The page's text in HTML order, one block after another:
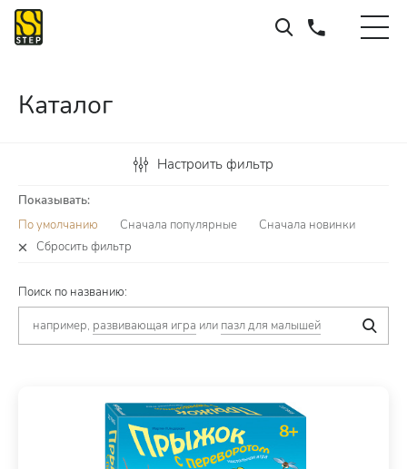
Каталог
Настроить фильтр
Показывать:
По умолчанию
Сначала популярные
Сначала новинки
Сбросить фильтр
Поиск по названию:
например, развивающая игра или пазл для малышей